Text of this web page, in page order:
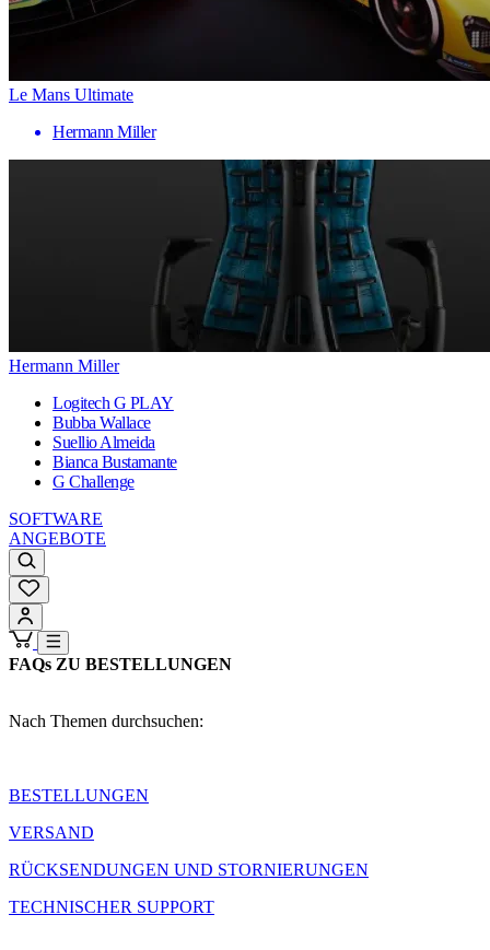
Le Mans Ultimate
Hermann Miller
Hermann Miller
Logitech G PLAY
Bubba Wallace
Suellio Almeida
Bianca Bustamante
G Challenge
SOFTWARE
ANGEBOTE
FAQs ZU BESTELLUNGEN
Nach Themen durchsuchen:
BESTELLUNGEN
VERSAND
RÜCKSENDUNGEN UND STORNIERUNGEN
TECHNISCHER SUPPORT